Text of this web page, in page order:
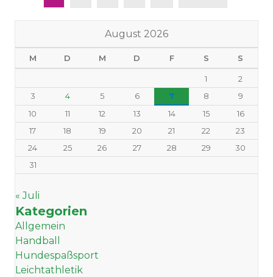
August 2026
M D M D F S S
1
2
3
4 5 6 7 8
9
10
11 12 13 14 15
16
17
18 19 20 21 22
23
24
25 26 27 28 29
30
31
« Juli
Kategorien
Allgemein
Handball
Hundespaßsport
Leichtathletik